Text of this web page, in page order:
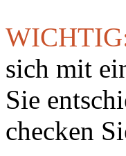
sich mit
Sie
checken